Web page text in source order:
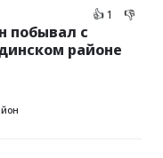
👍 1 👎
побывал с
районе